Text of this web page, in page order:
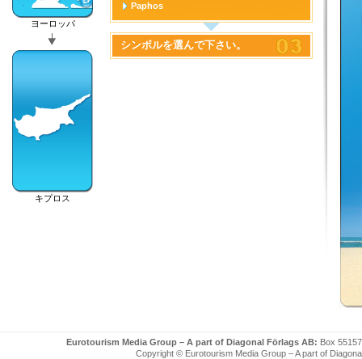
ヨーロッパ
キプロス
Paphos
シンボルを選んで下さい。
Eurotourism Media Group – A part of Diagonal Förlags AB: Box
Copyright © Eurotourism Media Group – A part of